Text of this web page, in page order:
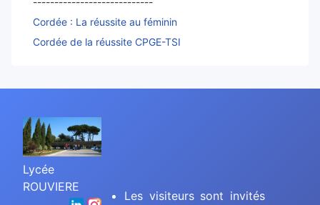
Cordée : La réussite au féminin
Cordée de la réussite CPGE-TSI
Lycée
ROUVIERE
Les visiteurs sont invités